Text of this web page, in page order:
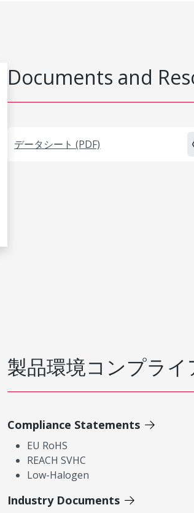
Documents and
データシート (PDF)
製品環境コンプライ
Compliance Statements
EU RoHS
REACH SVHC
Low-Halogen
Industry Documents